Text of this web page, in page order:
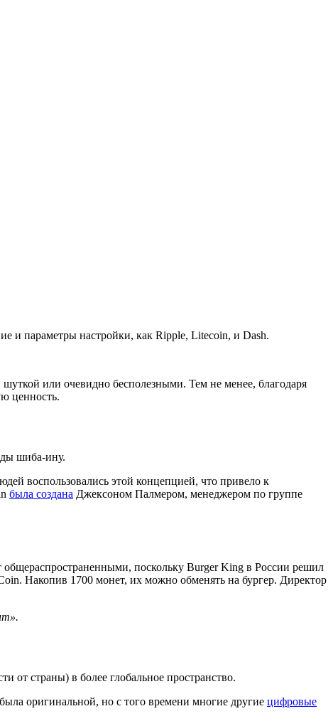
и параметры настройки, как Ripple, Litecoin, и Dash.
или очевидно бесполезными. Тем не менее, благодаря
ценность.
шиба-ину.
воспользовались этой концепцией, что привело к
была создана Джексоном Палмером, менеджером по группе
общераспространенными, поскольку Burger King в России решил
Накопив 1700 монет, их можно обменять на бургер. Директор
от страны) в более глобальное пространство.
оригинальной, но с того времени многие другие цифровые